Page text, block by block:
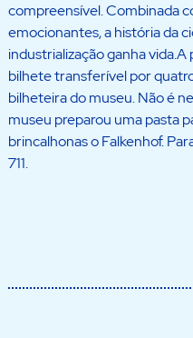
compreensível. Combinada
emocionantes, a história da
industrialização ganha
bilhete transferível por
bilheteira do museu. Não é
museu preparou uma pasta
brincalhonas o Falkenhof.
711.